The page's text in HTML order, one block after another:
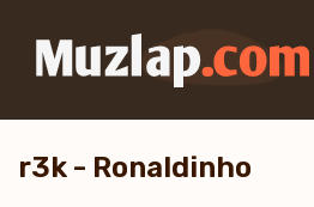
r3k - Ronaldinho